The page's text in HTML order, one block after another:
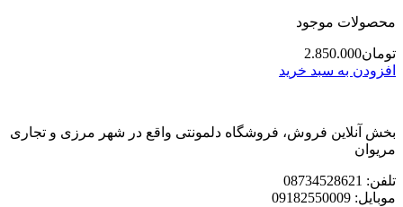
محصولات موجود
تومان2.850.000
افزودن به سبد خرید
بخش آنلاین فروش، فروشگاه دلمونتی واقع در شهر مرزی و تجاری
مریوان
تلفن: 08734528621
موبایل: 09182550009